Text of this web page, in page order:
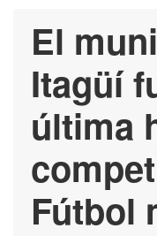
El
Itagüí
última
Fútbol